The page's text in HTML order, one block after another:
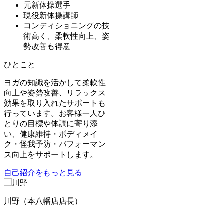
元新体操選手
現役新体操講師
コンディショニングの技
術高く、柔軟性向上、姿
勢改善も得意
ひとこと
ヨガの知識を活かして柔軟性
向上や姿勢改善、リラックス
効果を取り入れたサポートも
行っています。お客様一人ひ
とりの目標や体調に寄り添
い、健康維持・ボディメイ
ク・怪我予防・パフォーマン
ス向上をサポートします。
自己紹介をもっと見る
川野（本八幡店店長）